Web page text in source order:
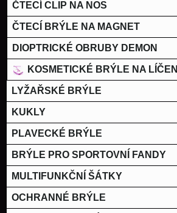
ČTECÍ CLIP NA NOS
ČTECÍ BRÝLE NA MAGNET
DIOPTRICKÉ OBRUBY DEMON
KOSMETICKÉ BRÝLE NA LÍČENÍ
LYŽAŘSKÉ BRÝLE
KUKLY
PLAVECKÉ BRÝLE
BRÝLE PRO SPORTOVNÍ FANDY
MULTIFUNKČNÍ ŠÁTKY
OCHRANNÉ BRÝLE